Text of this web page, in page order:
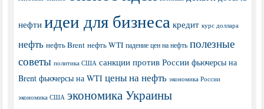
нефти идеи для бизнеса кредит курс доллара
нефть нефть Brent нефть WTI падение цен на нефть полезные
советы политика США санкции против России фьючерсы на
Brent фьючерсы на WTI цены на нефть экономика России
экономика США экономика Украины